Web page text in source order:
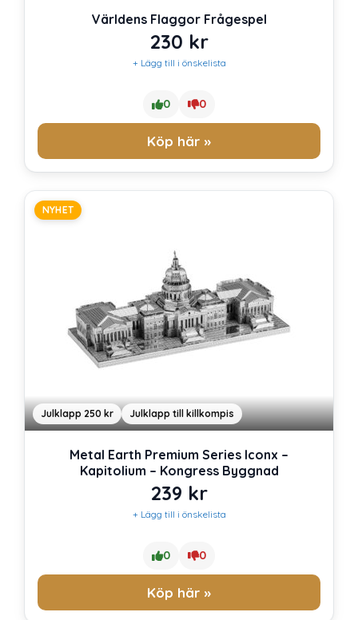
Världens Flaggor Frågespel
230 kr
+ Lägg till i önskelista
0 0
Köp här »
NYHET
Julklapp 250 kr Julklapp till killkompis
Metal Earth Premium Series Iconx –
Kapitolium – Kongress Byggnad
239 kr
+ Lägg till i önskelista
0 0
Köp här »